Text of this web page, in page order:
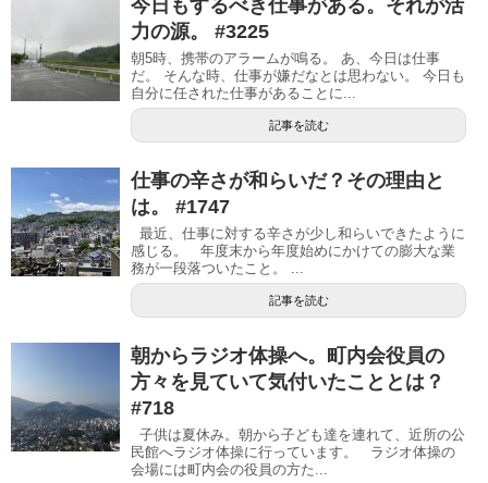
今日もするべき仕事がある。それが活
力の源。 #3225
朝5時、携帯のアラームが鳴る。 あ、今日は仕事
だ。 そんな時、仕事が嫌だなとは思わない。 今日も
自分に任された仕事があることに...
記事を読む
仕事の辛さが和らいだ？その理由と
は。 #1747
最近、仕事に対する辛さが少し和らいできたように
感じる。 年度末から年度始めにかけての膨大な業
務が一段落ついたこと。 ...
記事を読む
朝からラジオ体操へ。町内会役員の
方々を見ていて気付いたこととは？
#718
子供は夏休み。朝から子ども達を連れて、近所の公
民館へラジオ体操に行っています。 ラジオ体操の
会場には町内会の役員の方た...